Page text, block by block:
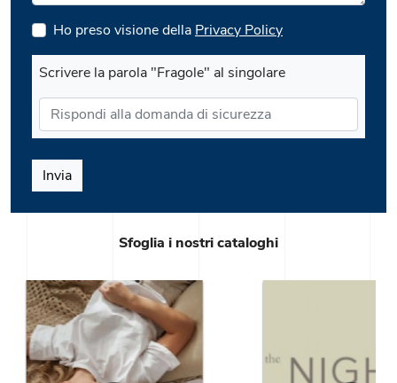
Sfoglia i nostri cataloghi
Ho preso visione della Privacy Policy
Scrivere la parola "Fragole" al singolare
Invia